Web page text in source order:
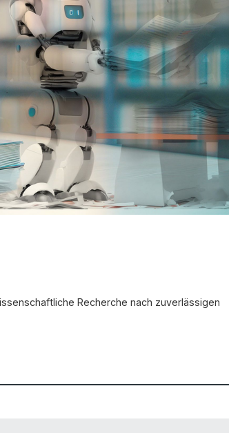
Recherche nach zuverlässigen